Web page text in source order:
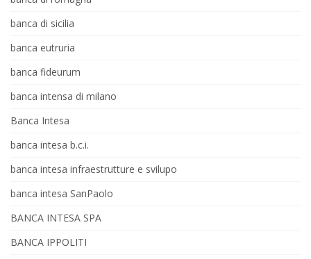
banca di sicilia
banca eutruria
banca fideurum
banca intensa di milano
Banca Intesa
banca intesa b.c.i.
banca intesa infraestrutture e svilupo
banca intesa SanPaolo
BANCA INTESA SPA
BANCA IPPOLITI